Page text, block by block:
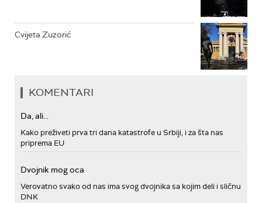
Cvijeta Zuzorić
KOMENTARI
Da, ali...
Kako preživeti prva tri dana katastrofe u Srbiji, i za šta nas
priprema EU
Dvojnik mog oca
Verovatno svako od nas ima svog dvojnika sa kojim deli i sličnu
DNK